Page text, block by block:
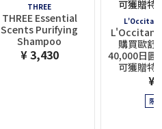
THREE
THREE Essential
Scents Purifying
Shampoo
¥ 3,430
L'Occitane
購買歐舒
40,000日圓
可獲贈特
¥
限